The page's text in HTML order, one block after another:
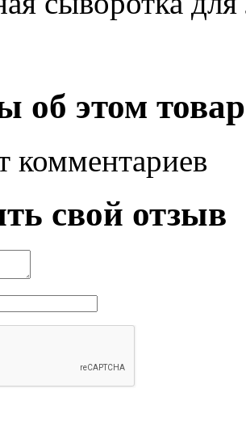
об этом
комментариев
свой отзыв